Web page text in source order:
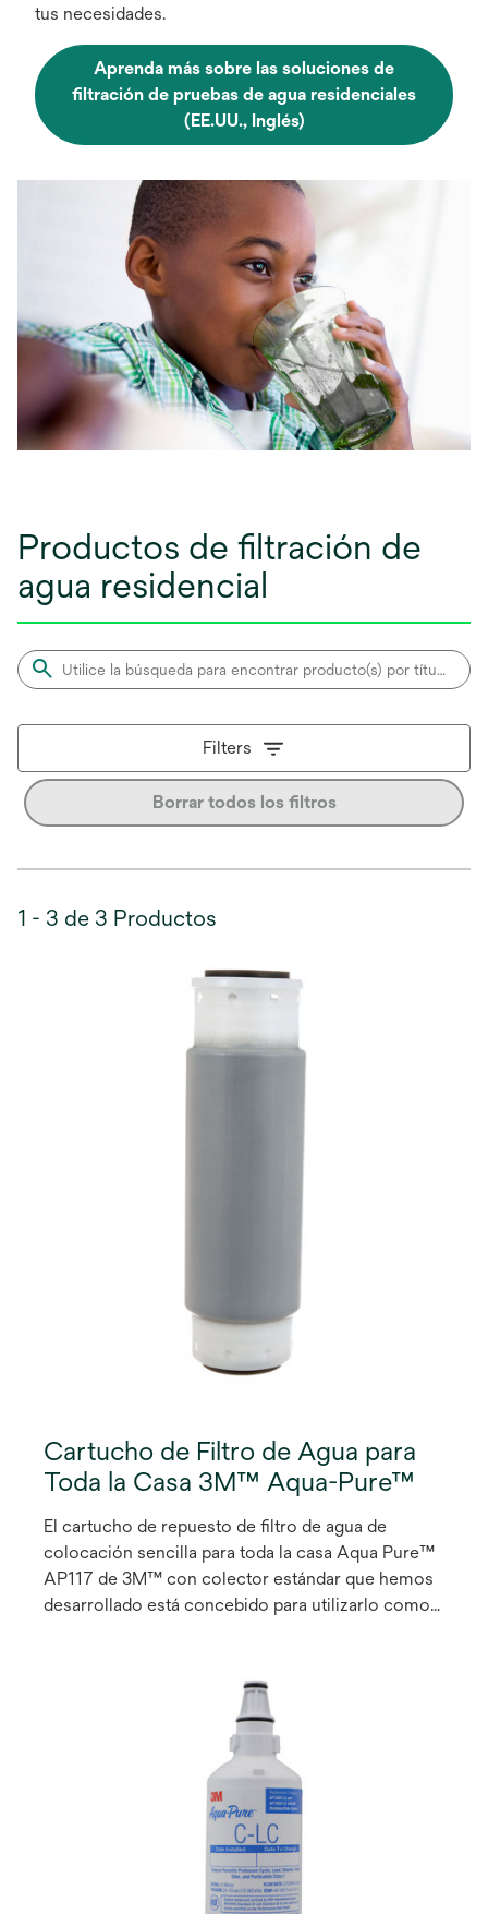
tus necesidades.
Aprenda más sobre las soluciones de
filtración de pruebas de agua residenciales
(EE.UU., Inglés)
Productos de filtración de
agua residencial
Filters
Borrar todos los filtros
1 - 3 de 3 Productos
Cartucho de Filtro de Agua para
Toda la Casa 3M™ Aqua-Pure™
El cartucho de repuesto de filtro de agua de
colocación sencilla para toda la casa Aqua Pure™
AP117 de 3M™ con colector estándar que hemos
desarrollado está concebido para utilizarlo como